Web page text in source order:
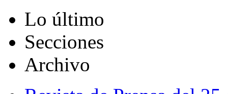
Lo último
Secciones
Archivo